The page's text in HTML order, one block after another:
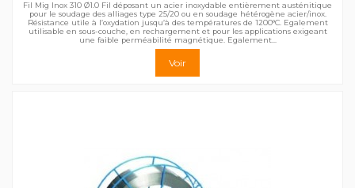
Fil Mig Inox 310 Ø1.0 Fil déposant un acier inoxydable entièrement austénitique
pour le soudage des alliages type 25/20 ou en soudage hétérogène acier/inox.
Résistance utile à l’oxydation jusqu’à des températures de 1200°C. Egalement
utilisable en sous-couche, en rechargement et pour les applications exigeant
une faible perméabilité magnétique. Egalement...
Voir